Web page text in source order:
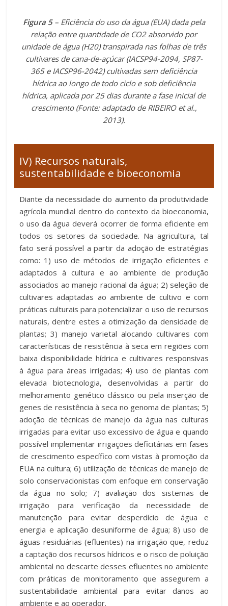
Figura 5– Eficiência do uso da água (EUA) dada pela
relação entre quantidade de CO2 absorvido por
unidade de água (H20) transpirada nas folhas de três
cultivares de cana-de-açúcar (IACSP94-2094, SP87-
365 e IACSP96-2042) cultivadas sem deficiência
hídrica ao longo de todo ciclo e sob deficiência
hídrica, aplicada por 25 dias durante a fase inicial de
crescimento (Fonte: adaptado de RIBEIRO et al.,
2013).
IV) Recursos naturais,
sustentabilidade e bioeconomia
Diante da necessidade do aumento da produtividade
agrícola mundial dentro do contexto da bioeconomia,
o uso da água deverá ocorrer de forma eficiente em
todos os setores da sociedade. Na agricultura, tal
fato será possível a partir da adoção de estratégias
como: 1) uso de métodos de irrigação eficientes e
adaptados à cultura e ao ambiente de produção
associados ao manejo racional da água; 2) seleção de
cultivares adaptadas ao ambiente de cultivo e com
práticas culturais para potencializar o uso de recursos
naturais, dentre estes a otimização da densidade de
plantas; 3) manejo varietal alocando cultivares com
características de resistência à seca em regiões com
baixa disponibilidade hídrica e cultivares responsivas
à água para áreas irrigadas; 4) uso de plantas com
elevada biotecnologia, desenvolvidas a partir do
melhoramento genético clássico ou pela inserção de
genes de resistência à seca no genoma de plantas; 5)
adoção de técnicas de manejo da água nas culturas
irrigadas para evitar uso excessivo de água e quando
possível implementar irrigações deficitárias em fases
de crescimento específico com vistas à promoção da
EUA na cultura; 6) utilização de técnicas de manejo de
solo conservacionistas com enfoque em conservação
da água no solo; 7) avaliação dos sistemas de
irrigação para verificação da necessidade de
manutenção para evitar desperdício de água e
energia e aplicação desuniforme de água; 8) uso de
águas residuárias (efluentes) na irrigação que, reduz
a captação dos recursos hídricos e o risco de poluição
ambiental no descarte desses efluentes no ambiente
com práticas de monitoramento que assegurem a
sustentabilidade ambiental para evitar danos ao
ambiente e ao operador.